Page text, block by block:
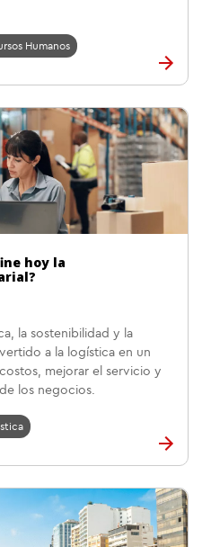
Humanos
hoy la
la sostenibilidad y la
a la logística en un
mejorar el servicio y
los negocios.